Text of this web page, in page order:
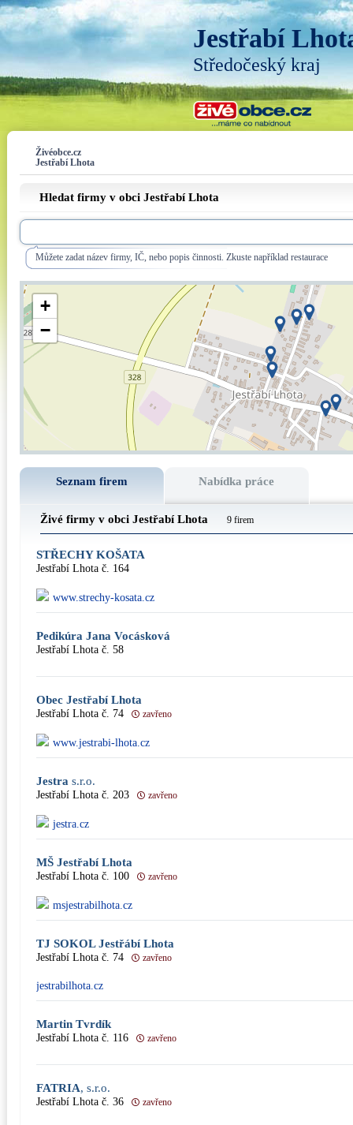
Jestřabí
Středočeský kraj
Živéobce.cz
Jestřabí Lhota
Hledat firmy v obci Jestřabí Lhota
Můžete zadat název firmy, IČ, nebo popis činnosti. Zkuste například restaurace
+
−
Seznam firem Nabídka práce
Živé firmy v obci Jestřabí Lhota 9 firem
STŘECHY KOŠATA
Jestřabí Lhota č. 164
www.strechy-kosata.cz
Pedikúra Jana Vocásková
Jestřabí Lhota č. 58
Obec Jestřabí Lhota
Jestřabí Lhota č. 74 zavřeno
www.jestrabi-lhota.cz
Jestra s.r.o.
Jestřabí Lhota č. 203 zavřeno
jestra.cz
MŠ Jestřabí Lhota
Jestřabí Lhota č. 100 zavřeno
msjestrabilhota.cz
TJ SOKOL Jestřábí Lhota
Jestřabí Lhota č. 74 zavřeno
jestrabilhota.cz
Martin Tvrdík
Jestřabí Lhota č. 116 zavřeno
FATRIA, s.r.o.
Jestřabí Lhota č. 36 zavřeno